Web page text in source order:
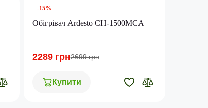
-15%
Обігрівач Ardesto CH-1500MCA
2289 грн2699 грн
Купити